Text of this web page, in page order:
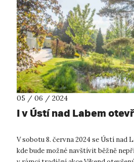
05 / 06 / 2024
I v Ústí nad Labem
V sobotu 8. června 2024 se Ústí nad
kde bude možné navštívit běžně